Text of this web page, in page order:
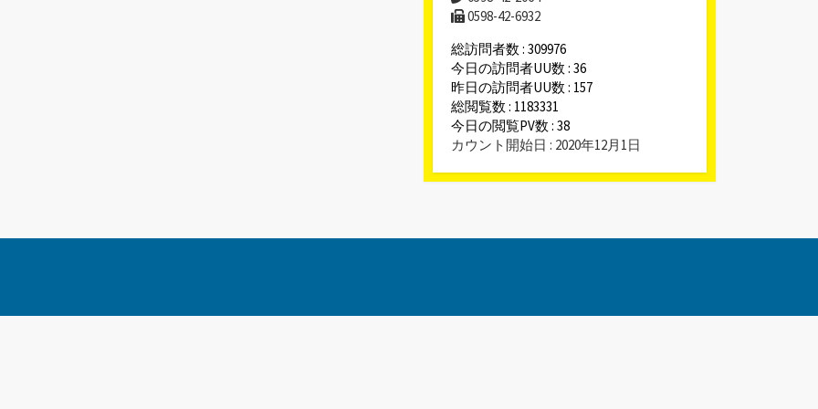
0598-42-6932
総訪問者数 : 309976
今日の訪問者UU数 : 36
昨日の訪問者UU数 : 157
総閲覧数 : 1183331
今日の閲覧PV数 : 38
カウント開始日 : 2020年12月1日